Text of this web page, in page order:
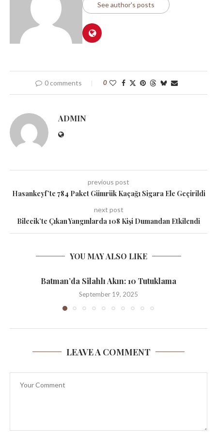
See author's posts
0 comments 0
ADMIN
previous post
Hasankeyf’te 784 Paket Gümrük Kaçağı Sigara Ele Geçirildi
next post
Bilecik’te Çıkan Yangınlarda 108 Kişi Dumandan Etkilendi
YOU MAY ALSO LIKE
Batman’da Silahlı Akın: 10 Tutuklama
September 19, 2025
LEAVE A COMMENT